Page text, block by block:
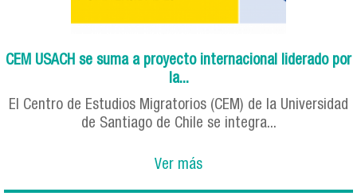
CEM USACH se suma a proyecto internacional liderado por
la...
El Centro de Estudios Migratorios (CEM) de la Universidad
de Santiago de Chile se integra...
Ver más